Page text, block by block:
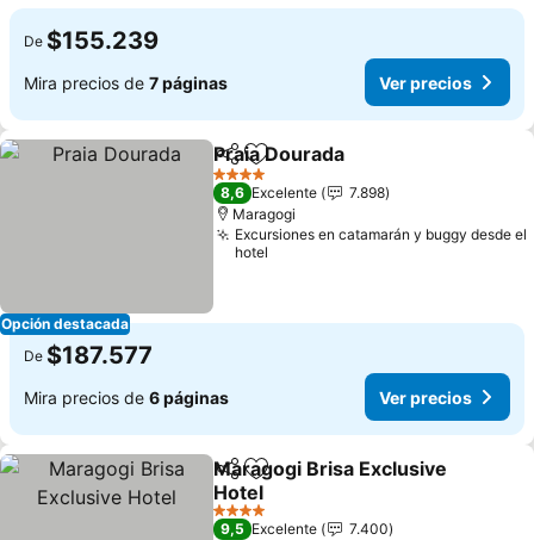
De $155.239
Mira precios de 7 páginas Ver precios
Opción destacada
CompartirAgregar a favoritos
Praia Dourada
4 Estrellas
8,6 Excelente
7.898
Maragogi
Excursiones en catamarán y buggy desde el
hotel
De $187.577
Mira precios de 6 páginas Ver precios
CompartirAgregar a favoritos
Maragogi Brisa Exclusive
Hotel
4 Estrellas
9,5 Excelente
7.400